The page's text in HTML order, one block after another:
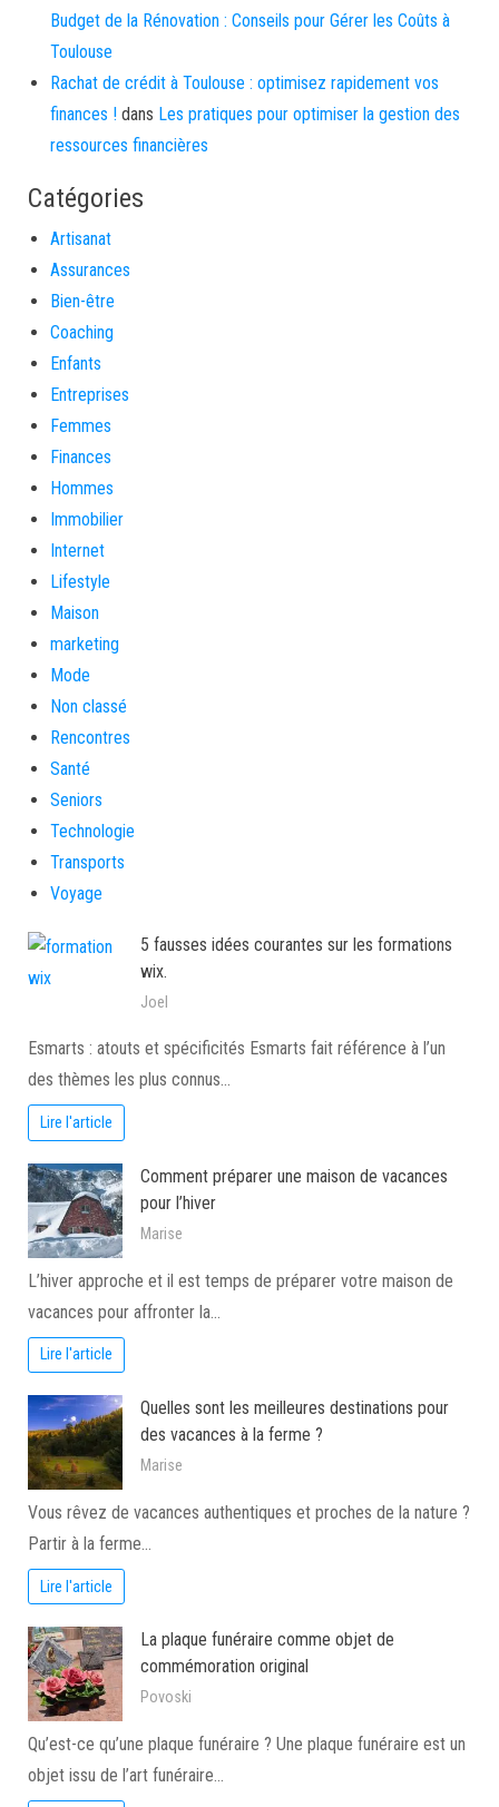
Budget de la Rénovation : Conseils pour Gérer les Coûts à
Toulouse
Rachat de crédit à Toulouse : optimisez rapidement vos
finances ! dans Les pratiques pour optimiser la gestion des
ressources financières
Catégories
Artisanat
Assurances
Bien-être
Coaching
Enfants
Entreprises
Femmes
Finances
Hommes
Immobilier
Internet
Lifestyle
Maison
marketing
Mode
Non classé
Rencontres
Santé
Seniors
Technologie
Transports
Voyage
5 fausses idées courantes sur les formations
wix.
Joel
Esmarts : atouts et spécificités Esmarts fait référence à l’un
des thèmes les plus connus…
Lire l'article
Comment préparer une maison de vacances
pour l’hiver
Marise
L’hiver approche et il est temps de préparer votre maison de
vacances pour affronter la…
Lire l'article
Quelles sont les meilleures destinations pour
des vacances à la ferme ?
Marise
Vous rêvez de vacances authentiques et proches de la nature ?
Partir à la ferme…
Lire l'article
La plaque funéraire comme objet de
commémoration original
Povoski
Qu’est-ce qu’une plaque funéraire ? Une plaque funéraire est un
objet issu de l’art funéraire…